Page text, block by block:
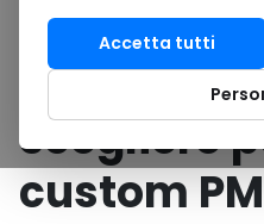
Azure
Container
scegliere
custom
Accetta tutti